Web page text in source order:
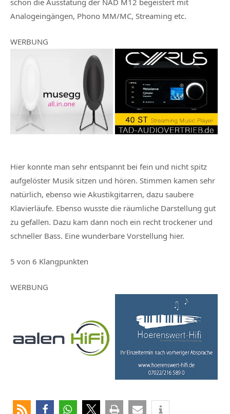
schon die Ausstatung der NAD M12 begeistert mit
Analogeingängen, Phono MM/MC, Streaming etc.
WERBUNG
Hier konnte man sehr entspannt bei fein und nicht spitz
aufgelöster Musik sitzen und hören. Stimmen kamen sehr
natürlich, ebenso wie Akustikgitarren, dazu saubere
Klavierläufe. Ebenso wusste die räumliche Darstellung gut
zu gefallen. Dazu kam dann noch ein recht trockener und
schneller Bass. Eine wunderbare Vorstellung hier.
5 von 6 Klangpunkten
WERBUNG